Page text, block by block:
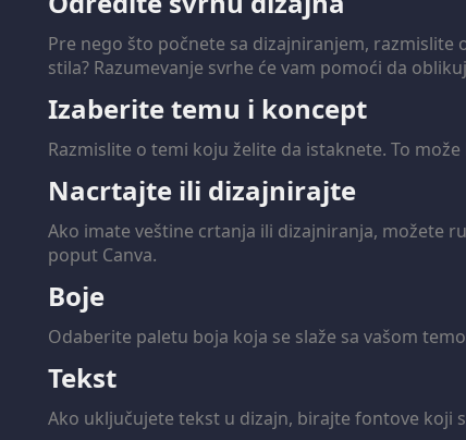
Pre nego što počnete sa dizajniranjem,
stila? Razumevanje svrhe će vam pomoći da
Izaberite temu i koncept
Razmislite o temi koju želite da istaknete. To
Nacrtajte ili dizajnirajte
Ako imate veštine crtanja ili dizajniranja, možete
poput Canva.
Boje
Odaberite paletu boja koja se slaže sa vašom
Tekst
Ako uključujete tekst u dizajn, birajte fontove koji